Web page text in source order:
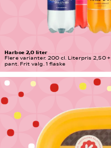
Harboe 2,0 liter
Flere varianter. 200 cl. Literpris 2,50 +
pant. Frit valg. 1 flaske